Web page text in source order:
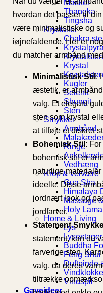
Masker
Thangka
Tingsha
Krystaller
Chakra
Krystalsten
Krystal
Kugler
Selenit
Shungit
Sten
Smykker
Armbånd
Malakæder
Ringe
Vedhæng
Krop & velvære
Gua Sha
Himalaya
Massage
Holy Lama
Home & Living
Lys
Lysestager
Buddha
Feng Shui
Duftpinde
Vindklokke
Vindspil
Gaveideer
hvordan det passer til
være minimalistiske og
iøjnefaldende. Her er
du matcher armbånd
Minimalistisk Stil:
æstetik, er
valg. Et elegant
sten som krystal
at tilføje et diskret
Bohemisk Stil: For
bohemisk stil er
naturlige
ideelle. Disse
jordnært look og
jordfarver.
Statement
statement, kan du
farverige sten.
valg, da deres
tiltrække